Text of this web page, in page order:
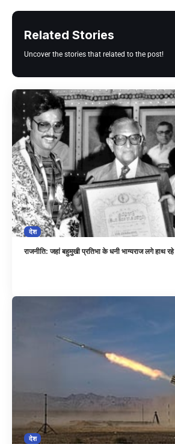
Related Stories
Uncover the stories that related to the post!
देश
राजनीति: जहां बहुमुखी प्रतिभा के धनी भाग्यराज लगे हाथ रहे
देश